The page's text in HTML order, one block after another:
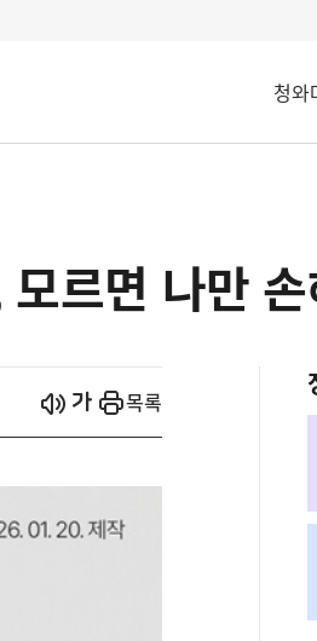
청와
르면 나만
시작
열기 목록